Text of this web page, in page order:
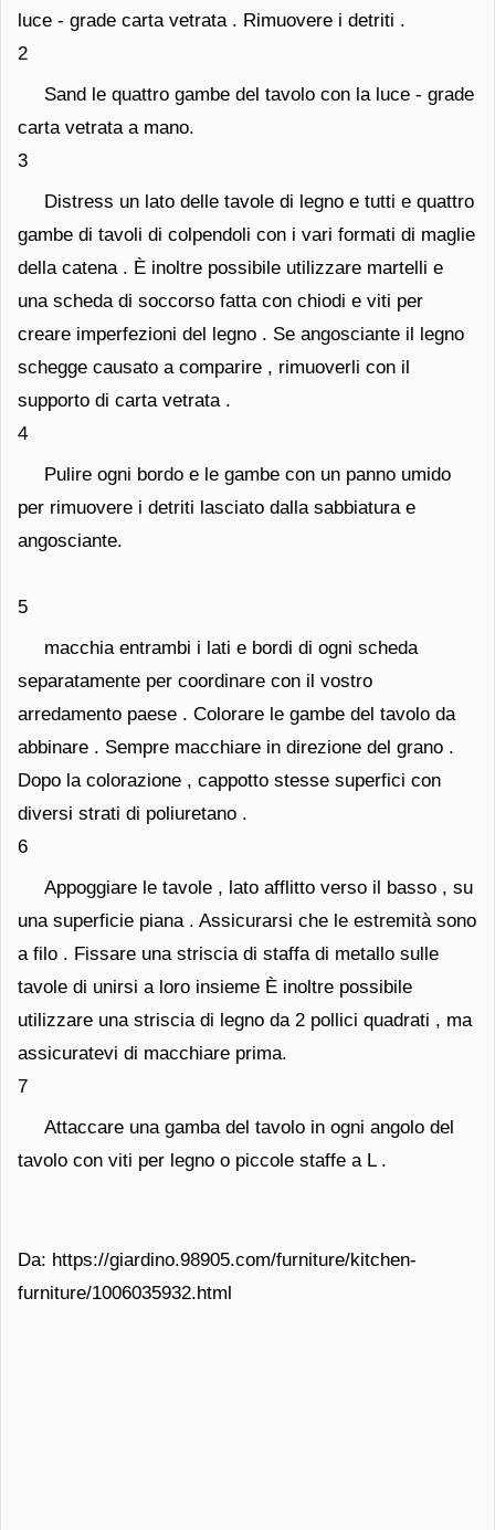
luce - grade carta vetrata . Rimuovere i detriti .
2
Sand le quattro gambe del tavolo con la luce - grade
carta vetrata a mano.
3
Distress un lato delle tavole di legno e tutti e quattro
gambe di tavoli di colpendoli con i vari formati di maglie
della catena . È inoltre possibile utilizzare martelli e
una scheda di soccorso fatta con chiodi e viti per
creare imperfezioni del legno . Se angosciante il legno
schegge causato a comparire , rimuoverli con il
supporto di carta vetrata .
4
Pulire ogni bordo e le gambe con un panno umido
per rimuovere i detriti lasciato dalla sabbiatura e
angosciante.
5
macchia entrambi i lati e bordi di ogni scheda
separatamente per coordinare con il vostro
arredamento paese . Colorare le gambe del tavolo da
abbinare . Sempre macchiare in direzione del grano .
Dopo la colorazione , cappotto stesse superfici con
diversi strati di poliuretano .
6
Appoggiare le tavole , lato afflitto verso il basso , su
una superficie piana . Assicurarsi che le estremità sono
a filo . Fissare una striscia di staffa di metallo sulle
tavole di unirsi a loro insieme È inoltre possibile
utilizzare una striscia di legno da 2 pollici quadrati , ma
assicuratevi di macchiare prima.
7
Attaccare una gamba del tavolo in ogni angolo del
tavolo con viti per legno o piccole staffe a L .
Da: https://giardino.98905.com/furniture/kitchen-
furniture/1006035932.html